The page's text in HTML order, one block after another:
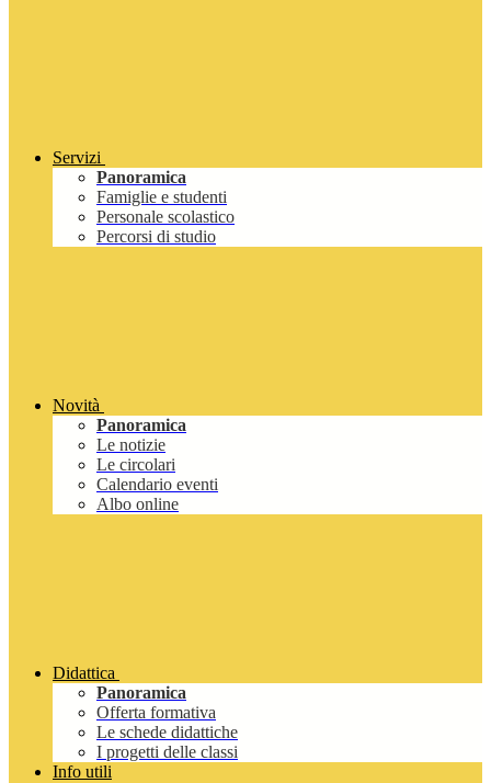
Servizi
Panoramica
Famiglie e studenti
Personale scolastico
Percorsi di studio
Novità
Panoramica
Le notizie
Le circolari
Calendario eventi
Albo online
Didattica
Panoramica
Offerta formativa
Le schede didattiche
I progetti delle classi
Info utili